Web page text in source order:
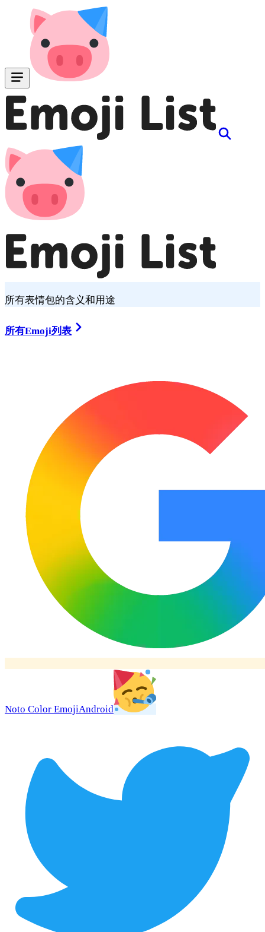
所有表情包的含义和用途
所有Emoji列表
Noto Color EmojiAndroid